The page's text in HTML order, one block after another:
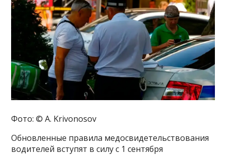
Фото: © A. Krivonosov
Обновленные правила медосвидетельствования
водителей вступят в силу с 1 сентября